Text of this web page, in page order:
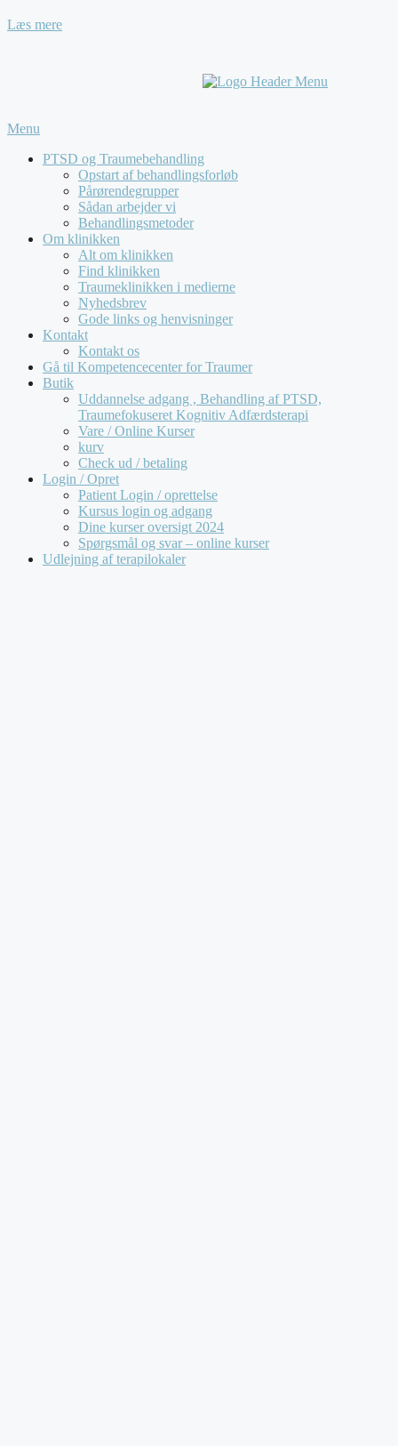
Læs mere
Menu
PTSD og Traumebehandling
Opstart af behandlingsforløb
Pårørendegrupper
Sådan arbejder vi
Behandlingsmetoder
Om klinikken
Alt om klinikken
Find klinikken
Traumeklinikken i medierne
Nyhedsbrev
Gode links og henvisninger
Kontakt
Kontakt os
Gå til Kompetencecenter for Traumer
Butik
Uddannelse adgang , Behandling af PTSD,
Traumefokuseret Kognitiv Adfærdsterapi
Vare / Online Kurser
kurv
Check ud / betaling
Login / Opret
Patient Login / oprettelse
Kursus login og adgang
Dine kurser oversigt 2024
Spørgsmål og svar – online kurser
Udlejning af terapilokaler